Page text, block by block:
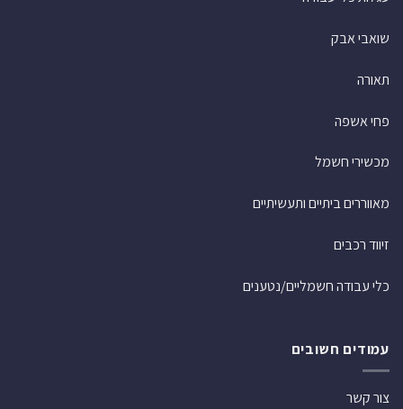
שואבי אבק
תאורה
פחי אשפה
מכשירי חשמל
מאווררים ביתיים ותעשיתיים
זיווד רכבים
כלי עבודה חשמליים/נטענים
עמודים חשובים
צור קשר